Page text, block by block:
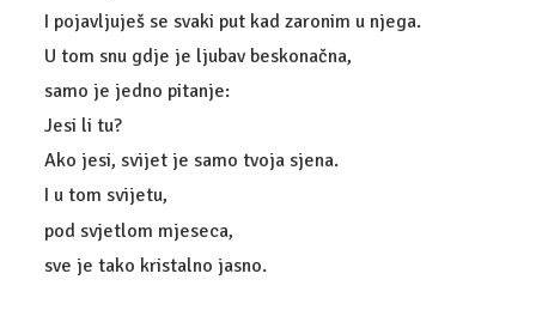
I pojavljuješ se svaki put kad zaronim u njega.
U tom snu gdje je ljubav beskonačna,
samo je jedno pitanje:
Jesi li tu?
Ako jesi, svijet je samo tvoja sjena.
I u tom svijetu,
pod svjetlom mjeseca,
sve je tako kristalno jasno.